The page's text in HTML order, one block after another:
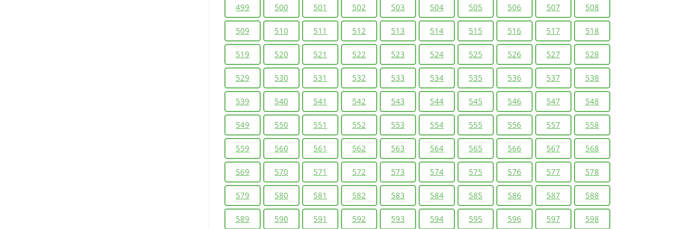
499 500 501 502 503 504 505 506 507 508
509 510 511 512 513 514 515 516 517 518
519 520 521 522 523 524 525 526 527 528
529 530 531 532 533 534 535 536 537 538
539 540 541 542 543 544 545 546 547 548
549 550 551 552 553 554 555 556 557 558
559 560 561 562 563 564 565 566 567 568
569 570 571 572 573 574 575 576 577 578
579 580 581 582 583 584 585 586 587 588
589 590 591 592 593 594 595 596 597 598